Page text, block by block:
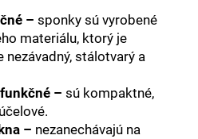
– sponky sú vyrobené
materiálu, ktorý je
nezávadný, stálotvarý a
– sú kompaktné,
– nezanechávajú na